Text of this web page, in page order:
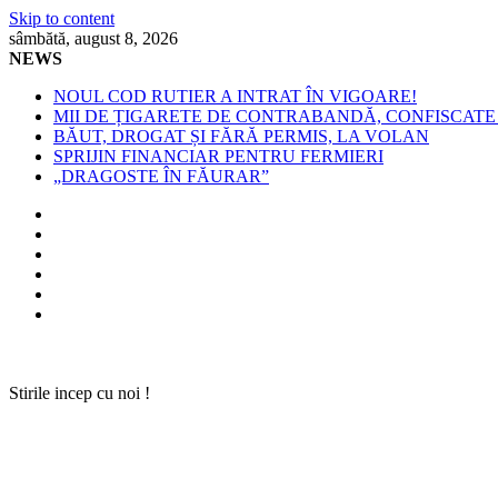
Skip to content
sâmbătă, august 8, 2026
NEWS
NOUL COD RUTIER A INTRAT ÎN VIGOARE!
MII DE ȚIGARETE DE CONTRABANDĂ,
BĂUT, DROGAT ȘI FĂRĂ PERMIS, LA VOLAN
SPRIJIN FINANCIAR PENTRU FERMIERI
„DRAGOSTE ÎN FĂURAR”
Stirile incep cu noi !